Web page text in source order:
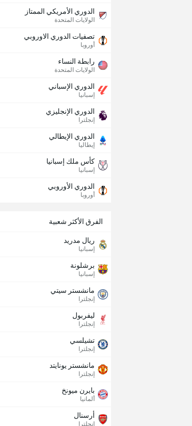
الدوري الأمريكي الممتاز
الولايات المتحدة
تصفيات الدوري الاوروبي
أوروبا
رابطة النساء
الولايات المتحدة
الدوري الإسباني
إسبانيا
الدوري الإنجليزي
إنجلترا
الدوري الإيطالي
إيطاليا
كأس ملك إسبانيا
إسبانيا
الدوري الأوروبي
أوروبا
الفرق الأكثر شعبية
ريال مدريد
إسبانيا
برشلونة
إسبانيا
مانشستر سيتي
إنجلترا
ليفربول
إنجلترا
تشيلسي
إنجلترا
مانشستر يونايتد
إنجلترا
بايرن ميونخ
ألمانيا
أرسنال
إنجلترا